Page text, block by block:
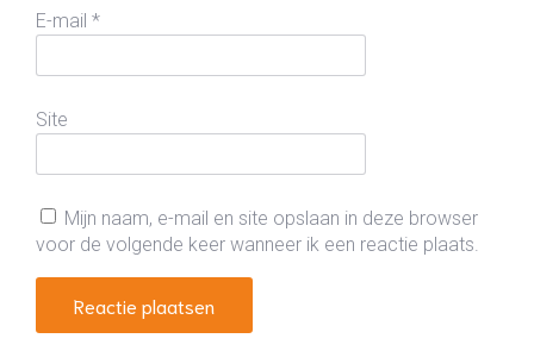
E-mail *
Site
Mijn naam, e-mail en site opslaan in deze browser
voor de volgende keer wanneer ik een reactie plaats.